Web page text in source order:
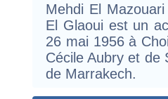
Mehdi El
El Glaoui est un
26 mai 1956 à
Cécile Aubry et de
de Marrakech.